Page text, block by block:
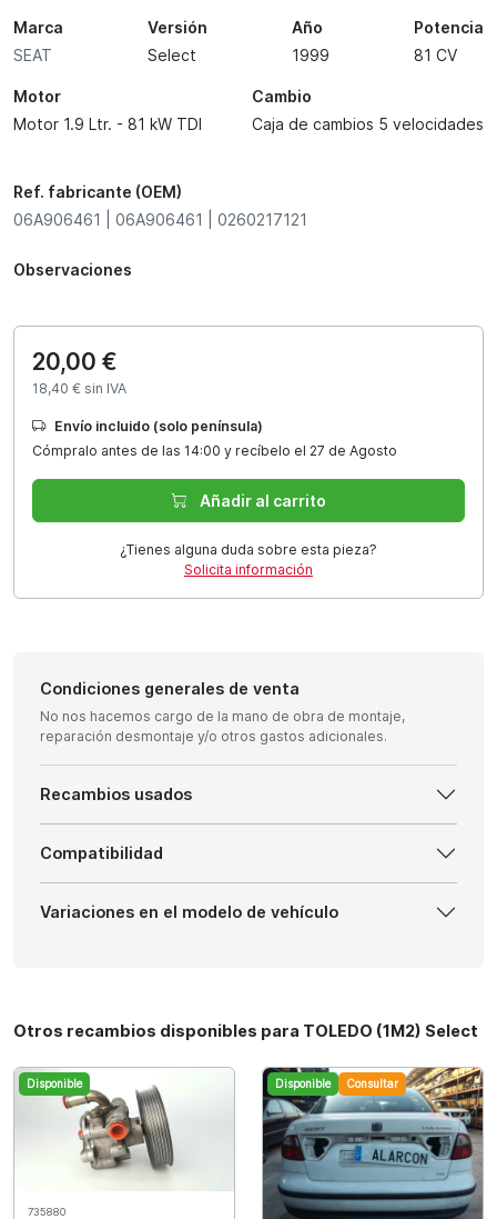
Marca
SEAT
Versión
Select
Año
1999
Potencia
81 CV
Motor
Motor 1.9 Ltr. - 81 kW TDI
Cambio
Caja de cambios 5 velocidades
Ref. fabricante (OEM)
06A906461 | 06A906461 | 0260217121
Observaciones
20,00 €
18,40 € sin IVA
Envío incluido (solo península)
Cómpralo antes de las 14:00 y recíbelo el 27 de Agosto
Añadir al carrito
¿Tienes alguna duda sobre esta pieza?
Solicita información
Condiciones generales de venta
No nos hacemos cargo de la mano de obra de montaje,
reparación desmontaje y/o otros gastos adicionales.
Recambios usados
Compatibilidad
Variaciones en el modelo de vehículo
Otros recambios disponibles para TOLEDO (1M2) Select
Disponible
735880
Disponible Consultar